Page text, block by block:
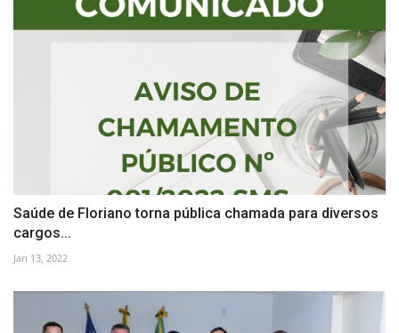
Saúde de Floriano torna pública chamada para diversos
cargos...
Jan 13, 2022